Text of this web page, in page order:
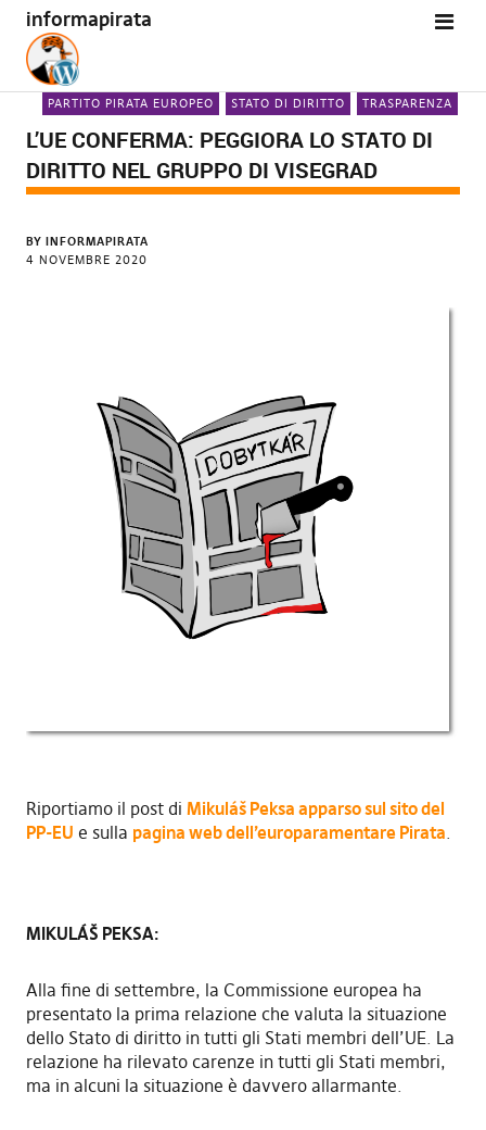
informapirata
PARTITO PIRATA EUROPEO STATO DI DIRITTO TRASPARENZA
L’UE CONFERMA: PEGGIORA LO STATO DI
DIRITTO NEL GRUPPO DI VISEGRAD
BY INFORMAPIRATA
4 NOVEMBRE 2020
Riportiamo il post di Mikuláš Peksa apparso sul sito del
PP-EU e sulla pagina web dell’europaramentare Pirata.
MIKULÁŠ PEKSA:
Alla fine di settembre, la Commissione europea ha
presentato la prima relazione che valuta la situazione
dello Stato di diritto in tutti gli Stati membri dell’UE. La
relazione ha rilevato carenze in tutti gli Stati membri,
ma in alcuni la situazione è davvero allarmante.